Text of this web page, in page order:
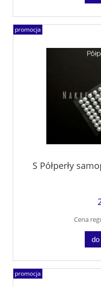
S Półperły
Cena
promocja
promocja